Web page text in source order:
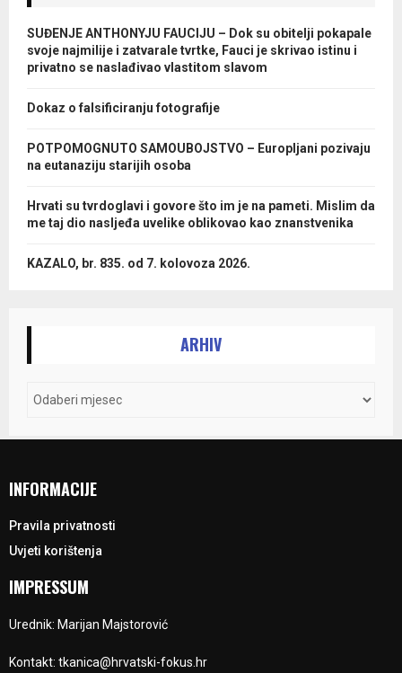
SUĐENJE ANTHONYJU FAUCIJU – Dok su obitelji pokapale
svoje najmilije i zatvarale tvrtke, Fauci je skrivao istinu i
privatno se naslađivao vlastitom slavom
Dokaz o falsificiranju fotografije
POTPOMOGNUTO SAMOUBOJSTVO – Europljani pozivaju
na eutanaziju starijih osoba
Hrvati su tvrdoglavi i govore što im je na pameti. Mislim da
me taj dio nasljeđa uvelike oblikovao kao znanstvenika
KAZALO, br. 835. od 7. kolovoza 2026.
ARHIV
INFORMACIJE
Pravila privatnosti
Uvjeti korištenja
IMPRESSUM
Urednik: Marijan Majstorović
Kontakt: tkanica@hrvatski-fokus.hr